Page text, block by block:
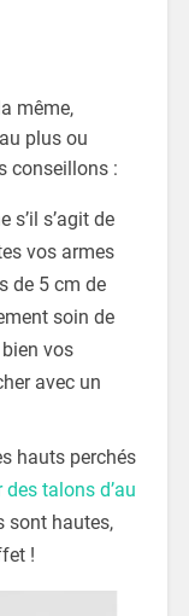
même,
plus ou
conseillons :
s’il s’agit de
vos armes
de 5 cm de
soin de
vos
avec un
hauts perchés
talons d’au
sont hautes,
!